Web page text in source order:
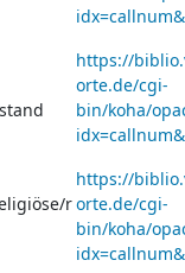
https://
orte.de/cgi-
bin/koha/
r
https://
orte.de/cgi-
bin/koha/